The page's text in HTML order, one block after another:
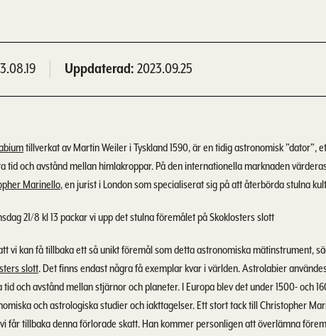
Uppdaterad 2023.09.25
tillverkat av Martin Weiler i Tyskland 1590, är en tidig astronomisk ”dator”,
tid och avstånd mellan himlakroppar. På den internationella marknaden
Marinello, en jurist i London som specialiserat sig på att återbörda stulna
21/8 kl 13 packar vi upp det stulna föremålet på Skoklosters slott
vi kan få tillbaka ett så unikt föremål som detta astronomiska mätinstrument,
slott. Det finns endast några få exemplar kvar i världen. Astrolabier
och avstånd mellan stjärnor och planeter. I Europa blev det under 1500- och
och astrologiska studier och iakttagelser. Ett stort tack till Christopher
får tillbaka denna förlorade skatt. Han kommer personligen att överlämna